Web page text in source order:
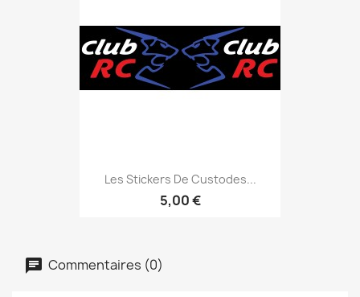
Les Stickers De Custodes...
5,00 €
Commentaires (0)